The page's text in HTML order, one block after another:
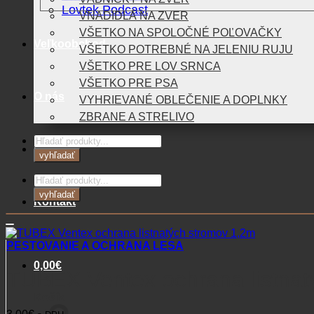
Lovtek Podcast
Veľkoobchod
O nás
Blog
Kontakt
0,00€
VNADIDLÁ NA ZVER
VŠETKO NA SPOLOČNÉ POĽOVAČKY
VŠETKO POTREBNÉ NA JELENIU RUJU
VŠETKO PRE LOV SRNCA
VŠETKO PRE PSA
VYHRIEVANÉ OBLEČENIE A DOPLNKY
ZBRANE A STRELIVO
Products
search
vyhľadať
Products
search
vyhľadať
PESTOVANIE A OCHRANA LESA